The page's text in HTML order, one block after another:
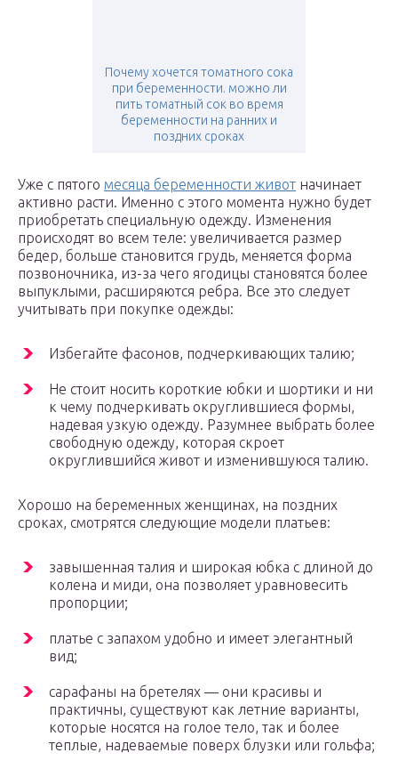
Почему хочется томатного сока
при беременности. можно ли
пить томатный сок во время
беременности на ранних и
поздних сроках
Уже с пятого месяца беременности живот начинает
активно расти. Именно с этого момента нужно будет
приобретать специальную одежду. Изменения
происходят во всем теле: увеличивается размер
бедер, больше становится грудь, меняется форма
позвоночника, из-за чего ягодицы становятся более
выпуклыми, расширяются ребра. Все это следует
учитывать при покупке одежды:
Избегайте фасонов, подчеркивающих талию;
Не стоит носить короткие юбки и шортики и ни
к чему подчеркивать округлившиеся формы,
надевая узкую одежду. Разумнее выбрать более
свободную одежду, которая скроет
округлившийся живот и изменившуюся талию.
Хорошо на беременных женщинах, на поздних
сроках, смотрятся следующие модели платьев:
завышенная талия и широкая юбка с длиной до
колена и миди, она позволяет уравновесить
пропорции;
платье с запахом удобно и имеет элегантный
вид;
сарафаны на бретелях — они красивы и
практичны, существуют как летние варианты,
которые носятся на голое тело, так и более
теплые, надеваемые поверх блузки или гольфа;